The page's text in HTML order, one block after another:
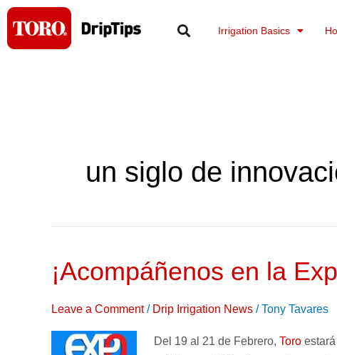
Skip
content
Irrigation Basics
un siglo de
¡Acompáñenos en la
Leave a Comment / Drip Irrigation News /Tony Tavares
Del 19 al 21 de Febrero, Toro
¡Acompáñenos
en
la
Agro